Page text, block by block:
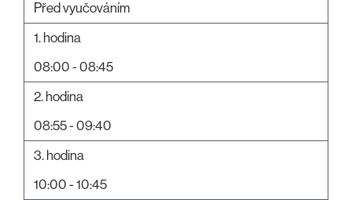
Před vyučováním
1. hodina
08:00 - 08:45
2. hodina
08:55 - 09:40
3. hodina
10:00 - 10:45